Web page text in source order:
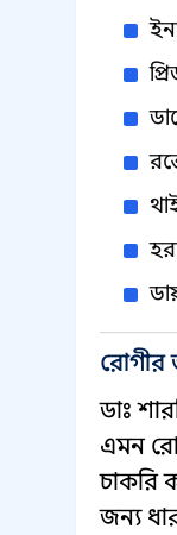
রোগীর
ডাঃ
এমন
চাকরি
জন্য